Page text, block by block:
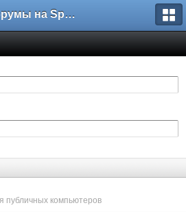
Форумы на Sportbox.ru
публичных компьютеров